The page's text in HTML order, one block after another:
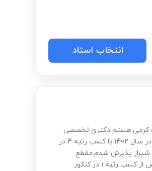
انتخاب استاد
کرمی هستم دکتری تخصصی
رشته فقه و حقوق دانشگاه شیراز.در سال 1402 با کسب رتبه 4 در
شیراز پذیرش شدم.مقطع
کارشناسی ارشد را در سال 1400 پس از کسب رتبه 1 در کنکور